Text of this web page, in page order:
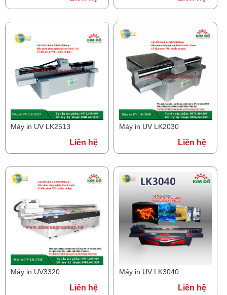
Máy in UV LK2513
Liên hệ
Máy in UV LK2030
Liên hệ
Máy in UV3320
Liên hệ
Máy in UV LK3040
Liên hệ